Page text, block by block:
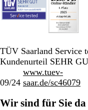
TÜV Saarland Service
Kundenurteil SEHR
09/24
www.tuev-
saar.de/sc46079
Wir sind für Sie da